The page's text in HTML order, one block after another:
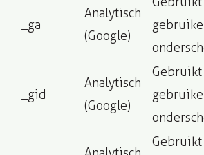
_ga
Analytisch
(Google)
_gid
Analytisch
(Google)
Gebruikt
Gebruikt